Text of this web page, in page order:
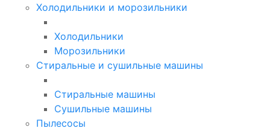
Холодильники и морозильники
Холодильники
Морозильники
Стиральные и сушильные машины
Стиральные машины
Сушильные машины
Пылесосы